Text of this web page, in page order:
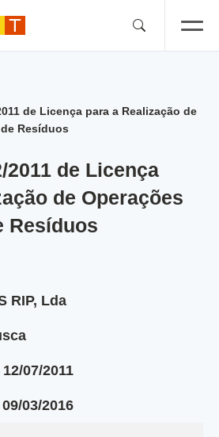
de Licença para a Realização de
Resíduos
2011 de Licença
de Operações
Resíduos
RIP, Lda
12/07/2011
09/03/2016